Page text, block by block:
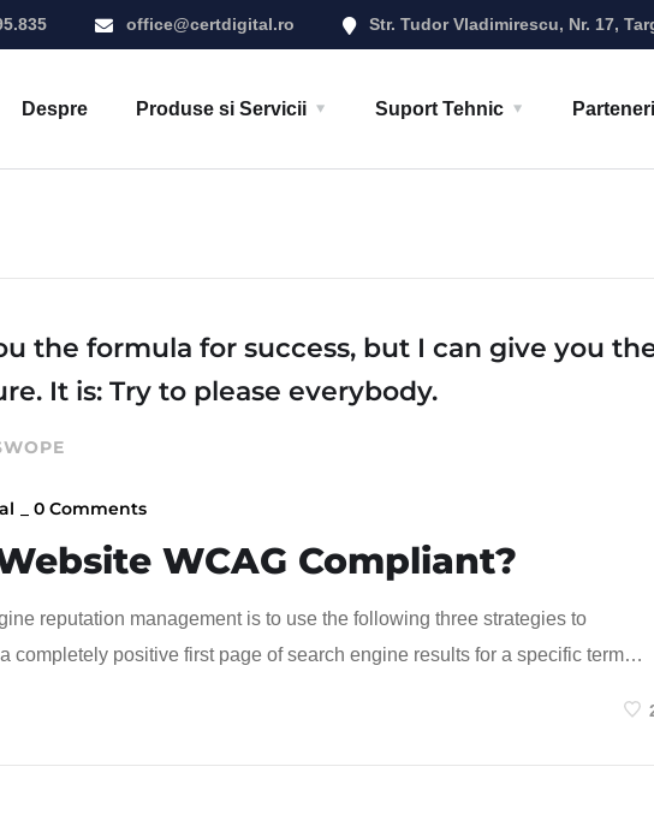
office@certdigital.ro Str. Tudor Vladimirescu, Nr. 17,
Despre Produse si Servicii Suport Tehnic Parteneri
the formula for success, but I can give you
It is: Try to please everybody.
0 Comments
WCAG Compliant?
reputation management is to use the following three strategies to
completely positive first page of search engine results for a specific term…